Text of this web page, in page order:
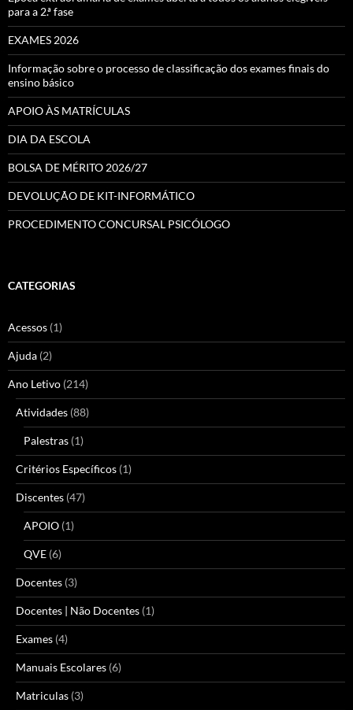
para a 2.ª fase
EXAMES 2026
Informação sobre o processo de classificação dos exames finais do
ensino básico
APOIO ÀS MATRÍCULAS
DIA DA ESCOLA
BOLSA DE MÉRITO 2026/27
DEVOLUÇÃO DE KIT-INFORMÁTICO
PROCEDIMENTO CONCURSAL PSICÓLOGO
CATEGORIAS
Acessos (1)
Ajuda (2)
Ano Letivo (214)
Atividades (88)
Palestras (1)
Critérios Específicos (1)
Discentes (47)
APOIO (1)
QVE (6)
Docentes (3)
Docentes | Não Docentes (1)
Exames (4)
Manuais Escolares (6)
Matriculas (3)